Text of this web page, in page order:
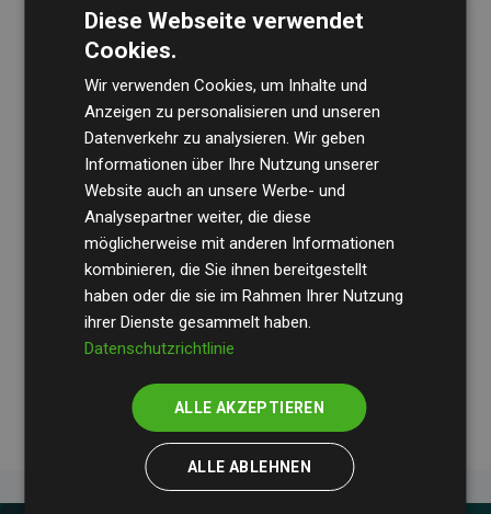
Die Wirtschaftsprüfungsgesellschaft BDOüberprüft
regelmäßig unsere Berechnungen und Methodik, um
Transparenz und Verlässlichkeit sicherzustellen.
Ihre Prüfungen belegen, dass unsere Investitionen in
Klimaschutzprojekte im Durchschnitt200 % der
geschätzten CO₂-Emissionender teilnehmenden
Websites kompensieren – ein klarer Nachweis für die
messbare Klimawirkung unseres Ansatzes.
Diese Webseite verwendet
Cookies.
Wir verwenden Cookies, um Inhalte und
Anzeigen zu personalisieren und unseren
Datenverkehr zu analysieren. Wir geben
Informationen über Ihre Nutzung unserer
Website auch an unsere Werbe- und
Analysepartner weiter, die diese
möglicherweise mit anderen Informationen
kombinieren, die Sie ihnen bereitgestellt
haben oder die sie im Rahmen Ihrer Nutzung
ihrer Dienste gesammelt haben.
Datenschutzrichtlinie
ALLE AKZEPTIEREN
ALLE ABLEHNEN